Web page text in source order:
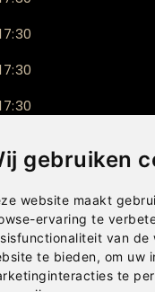
gebruiken
website maakt
ervaring te
van de
te bieden, om uw
te